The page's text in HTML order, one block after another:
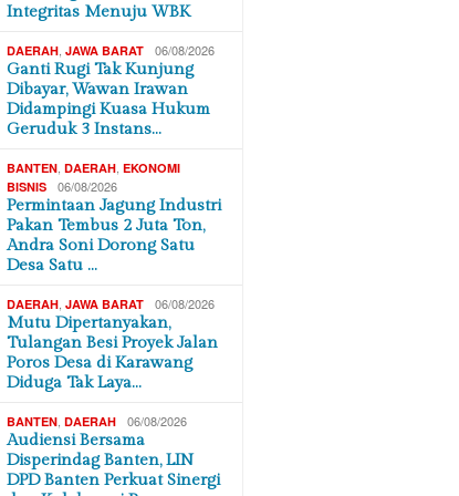
Integritas Menuju WBK
DAERAH ,JAWA BARAT 06/08/2026
Ganti Rugi Tak Kunjung
Dibayar, Wawan Irawan
Didampingi Kuasa Hukum
Geruduk 3 Instans…
BANTEN ,DAERAH ,EKONOMI
BISNIS
06/08/2026
Permintaan Jagung Industri
Pakan Tembus 2 Juta Ton,
Andra Soni Dorong Satu
Desa Satu …
DAERAH ,JAWA BARAT 06/08/2026
Mutu Dipertanyakan,
Tulangan Besi Proyek Jalan
Poros Desa di Karawang
Diduga Tak Laya…
BANTEN ,DAERAH 06/08/2026
Audiensi Bersama
Disperindag Banten, LIN
DPD Banten Perkuat Sinergi